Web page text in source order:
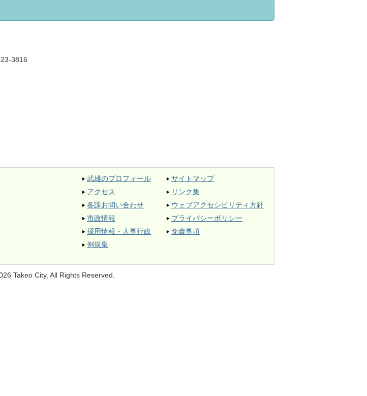
3816
武雄のプロフィール
アクセス
各課お問い合わせ
市政情報
採用情報・人事行政
例規集
サイトマップ
リンク集
ウェブアクセシビリティ方針
プライバシーポリシー
免責事項
Takeo City. All Rights Reserved.